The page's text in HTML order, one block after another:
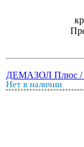
ДЕМАЗОЛ Плюс /
Нет в наличии